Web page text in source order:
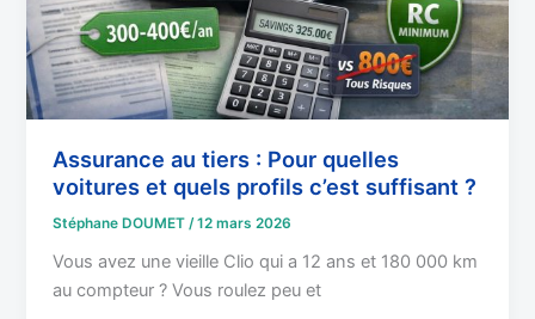
Assurance au tiers : Pour quelles
voitures et quels profils c’est suffisant ?
Stéphane DOUMET /12 mars 2026
Vous avez une vieille Clio qui a 12 ans et 180 000 km
au compteur ? Vous roulez peu et
et
quels
profils
c’est
suffisant
?